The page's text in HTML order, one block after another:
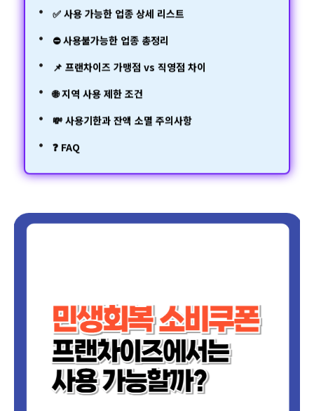
✅ 사용 가능한 업종 상세 리스트
⛔ 사용불가능한 업종 총정리
📌 프랜차이즈 가맹점 vs 직영점 차이
🌐 지역 사용 제한 조건
💸 사용기한과 잔액 소멸 주의사항
❓ FAQ